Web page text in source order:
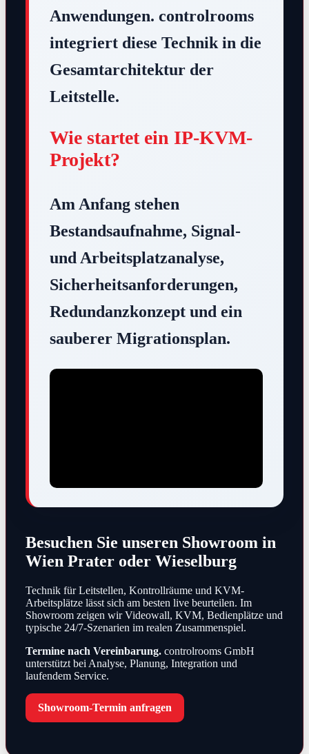
Anwendungen. controlrooms
integriert diese Technik in die
Gesamtarchitektur der
Leitstelle.
Wie startet ein IP-KVM-
Projekt?
Am Anfang stehen
Bestandsaufnahme, Signal-
und Arbeitsplatzanalyse,
Sicherheitsanforderungen,
Redundanzkonzept und ein
sauberer Migrationsplan.
Besuchen Sie unseren Showroom in
Wien Prater oder Wieselburg
Technik für Leitstellen, Kontrollräume und KVM-
Arbeitsplätze lässt sich am besten live beurteilen. Im
Showroom zeigen wir Videowall, KVM, Bedienplätze und
typische 24/7-Szenarien im realen Zusammenspiel.
Termine nach Vereinbarung. controlrooms GmbH
unterstützt bei Analyse, Planung, Integration und
laufendem Service.
Showroom-Termin anfragen